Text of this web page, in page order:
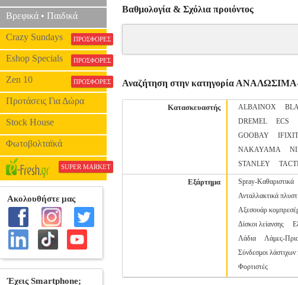
Βρεφικά • Παιδικά
Crazy Sundays ΠΡΟΣΦΟΡΕΣ
Eshop Specials ΠΡΟΣΦΟΡΕΣ
Zen 10 ΠΡΟΣΦΟΡΕΣ
Προτάσεις Για Δώρα
Stock House
Φωτοβολταϊκά
SUPER MARKET
Βαθμολογία & Σχόλια προιόντος
Αναζήτηση στην κατηγορία
Κατασκευαστής ALBAINOX
DREMEL
ECS
GOOBAY
IFIXIT
NAKAYAMA
STANLEY
Εξάρτημα Spray-Καθαριστικά
Ανταλλακτικά
Αξεσουάρ
Δίσκοι λείανσης
Λάδια
Λάμες-
Σύνδεσμοι λάστιχων
Φορτιστές